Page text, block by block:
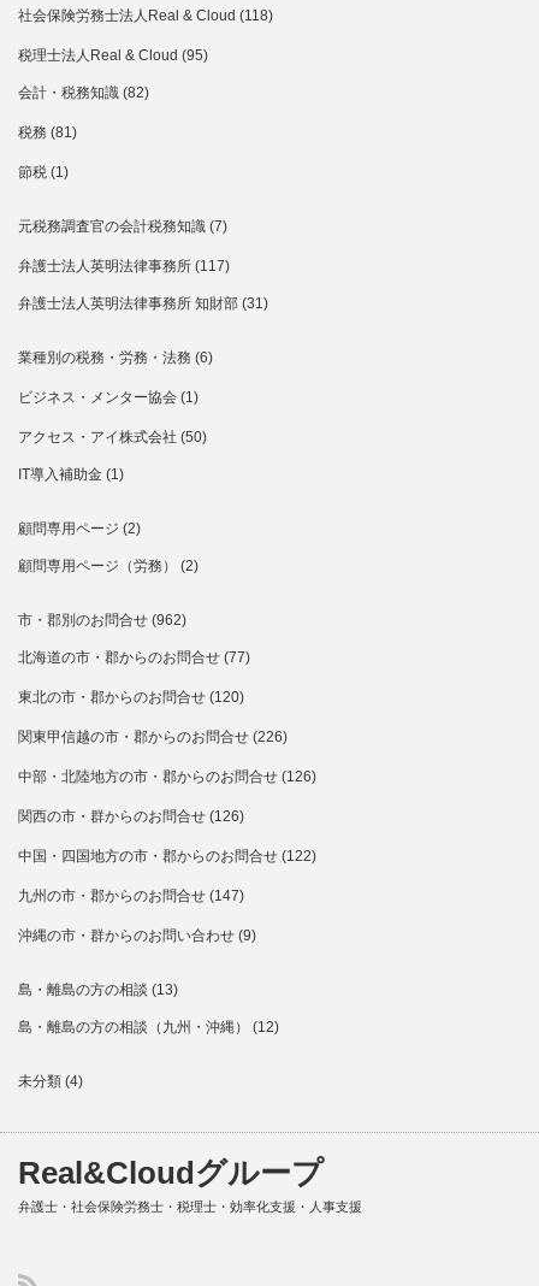
社会保険労務士法人Real & Cloud (118)
税理士法人Real & Cloud (95)
会計・税務知識 (82)
税務 (81)
節税 (1)
元税務調査官の会計税務知識 (7)
弁護士法人英明法律事務所 (117)
弁護士法人英明法律事務所 知財部 (31)
業種別の税務・労務・法務 (6)
ビジネス・メンター協会 (1)
アクセス・アイ株式会社 (50)
IT導入補助金 (1)
顧問専用ページ (2)
顧問専用ページ（労務） (2)
市・郡別のお問合せ (962)
北海道の市・郡からのお問合せ (77)
東北の市・郡からのお問合せ (120)
関東甲信越の市・郡からのお問合せ (226)
中部・北陸地方の市・郡からのお問合せ (126)
関西の市・群からのお問合せ (126)
中国・四国地方の市・郡からのお問合せ (122)
九州の市・郡からのお問合せ (147)
沖縄の市・群からのお問い合わせ (9)
島・離島の方の相談 (13)
島・離島の方の相談（九州・沖縄） (12)
未分類 (4)
Real&Cloudグループ
弁護士・社会保険労務士・税理士・効率化支援・人事支援